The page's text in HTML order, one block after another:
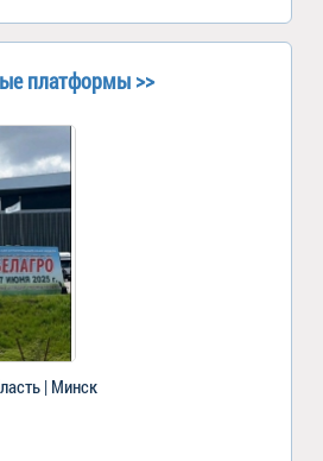
платформы >>
| Минск